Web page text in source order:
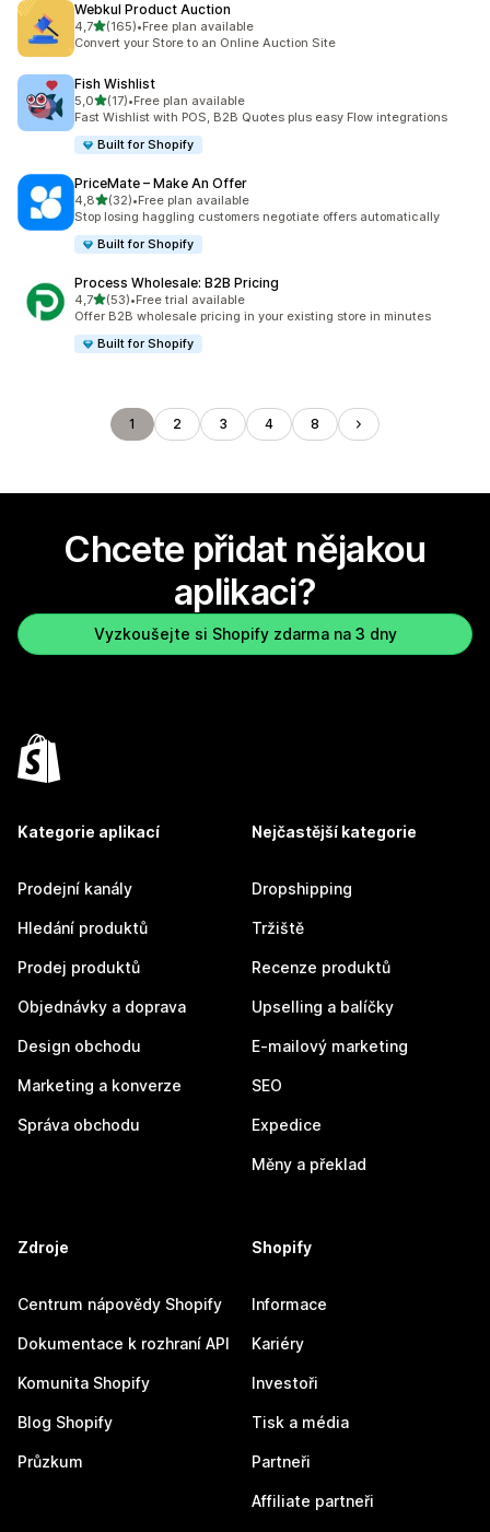
Webkul Product Auction
4,7z 5 hvězd
(165)
Celkový počet recenzí: 165
•Free plan available
Convert your Store to an Online Auction Site
Fish Wishlist
5,0z 5 hvězd
(17)
Celkový počet recenzí: 17
•Free plan available
Fast Wishlist with POS, B2B Quotes plus easy Flow integrations
Built for Shopify
PriceMate – Make An Offer
4,8z 5 hvězd
(32)
Celkový počet recenzí: 32
•Free plan available
Stop losing haggling customers negotiate offers automatically
Built for Shopify
Process Wholesale: B2B Pricing
4,7z 5 hvězd
(53)
Celkový počet recenzí: 53
•Free trial available
Offer B2B wholesale pricing in your existing store in minutes
Built for Shopify
1 2 3 4 8
Chcete přidat nějakou
aplikaci?
Vyzkoušejte si Shopify zdarma na 3 dny
Kategorie aplikací
Prodejní kanály
Hledání produktů
Prodej produktů
Objednávky a doprava
Design obchodu
Marketing a konverze
Správa obchodu
Nejčastější kategorie
Dropshipping
Tržiště
Recenze produktů
Upselling a balíčky
E-mailový marketing
SEO
Expedice
Měny a překlad
Zdroje
Centrum nápovědy Shopify
Dokumentace k rozhraní API
Komunita Shopify
Blog Shopify
Průzkum
Shopify
Informace
Kariéry
Investoři
Tisk a média
Partneři
Affiliate partneři